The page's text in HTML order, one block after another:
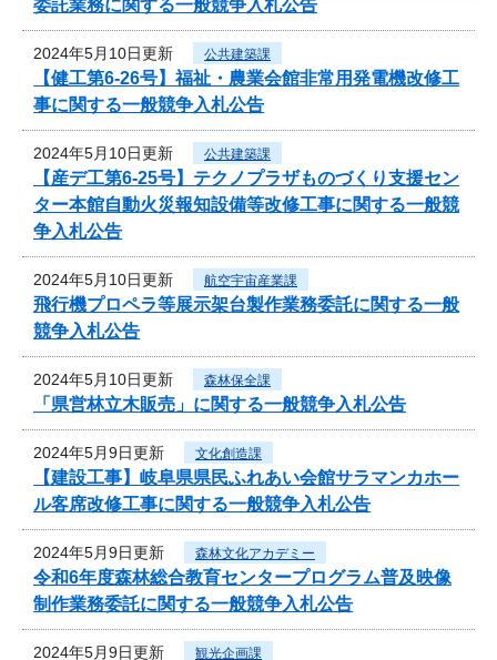
委託業務に関する一般競争入札公告
2024年5月10日更新 公共建築課
【健工第6-26号】福祉・農業会館非常用発電機改修工
事に関する一般競争入札公告
2024年5月10日更新 公共建築課
【産デ工第6-25号】テクノプラザものづくり支援セン
ター本館自動火災報知設備等改修工事に関する一般競
争入札公告
2024年5月10日更新 航空宇宙産業課
飛行機プロペラ等展示架台製作業務委託に関する一般
競争入札公告
2024年5月10日更新 森林保全課
「県営林立木販売」に関する一般競争入札公告
2024年5月9日更新 文化創造課
【建設工事】岐阜県県民ふれあい会館サラマンカホー
ル客席改修工事に関する一般競争入札公告
2024年5月9日更新 森林文化アカデミー
令和6年度森林総合教育センタープログラム普及映像
制作業務委託に関する一般競争入札公告
2024年5月9日更新 観光企画課